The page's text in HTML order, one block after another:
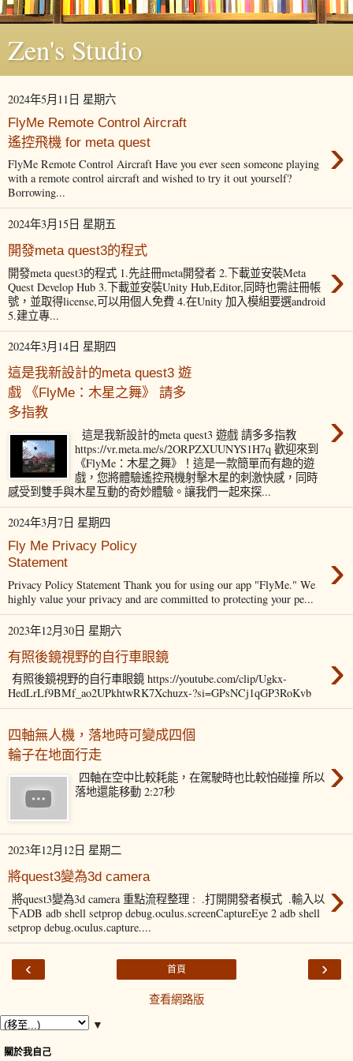
Zen's Studio
2024年5月11日 星期六
FlyMe Remote Control Aircraft
遙控飛機 for meta quest
›
FlyMe Remote Control Aircraft Have you ever seen someone playing
with a remote control aircraft and wished to try it out yourself?
Borrowing...
2024年3月15日 星期五
開發meta quest3的程式
›
開發meta quest3的程式 1.先註冊meta開發者 2.下載並安裝Meta
Quest Develop Hub 3.下載並安裝Unity Hub,Editor,同時也需註冊帳
號，並取得license,可以用個人免費 4.在Unity 加入模組要選android
5.建立專...
2024年3月14日 星期四
這是我新設計的meta quest3 遊
戲 《FlyMe：木星之舞》 請多
多指教
›
這是我新設計的meta quest3 遊戲 請多多指教
https://vr.meta.me/s/2ORPZXUUNYS1H7q 歡迎來到
《FlyMe：木星之舞》！這是一款簡單而有趣的遊
戲，您將體驗遙控飛機射擊木星的刺激快感，同時
感受到雙手與木星互動的奇妙體驗。讓我們一起來探...
2024年3月7日 星期四
Fly Me Privacy Policy
Statement
›
Privacy Policy Statement Thank you for using our app "FlyMe." We
highly value your privacy and are committed to protecting your pe...
2023年12月30日 星期六
有照後鏡視野的自行車眼鏡 ›
有照後鏡視野的自行車眼鏡 https://youtube.com/clip/Ugkx-
HedLrLf9BMf_ao2UPkhtwRK7Xchuzx-?si=GPsNCj1qGP3RoKvb
四軸無人機，落地時可變成四個
輪子在地面行走
›
四軸在空中比較耗能，在駕駛時也比較怕碰撞 所以
落地還能移動 2:27秒
2023年12月12日 星期二
將quest3變為3d camera ›
將quest3變為3d camera 重點流程整理 : ​ .打開開發者模式 ​ .輸入以
下ADB adb shell setprop debug.oculus.screenCaptureEye 2 adb shell
setprop debug.oculus.capture....
‹ ›
首頁
查看網路版
▼
關於我自己